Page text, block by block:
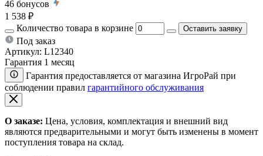
46 бонусов
1 538 ₽
Количество товара в корзине
Оставить заявку
Под заказ
Артикул: L12340
Гарантия 1 месяц
Гарантия предоставляется от магазина ИгроРай при
соблюдении правил гарантийного обслуживания
О заказе: Цена, условия, комплектация и внешний вид
являются предварительными и могут быть изменены в момент
поступления товара на склад.